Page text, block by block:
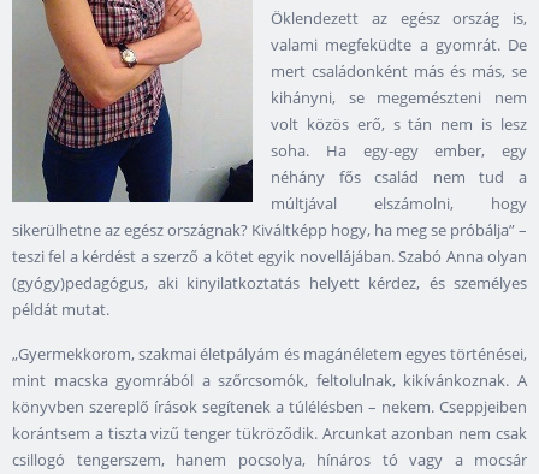
Öklendezett az egész ország is,
valami megfeküdte a gyomrát. De
mert családonként más és más, se
kihányni, se megemészteni nem
volt közös erő, s tán nem is lesz
soha. Ha egy-egy ember, egy
néhány fős család nem tud a
múltjával elszámolni, hogy
sikerülhetne az egész országnak? Kiváltképp hogy, ha meg se próbálja” –
teszi fel a kérdést a szerző a kötet egyik novellájában. Szabó Anna olyan
(gyógy)pedagógus, aki kinyilatkoztatás helyett kérdez, és személyes
példát mutat.
„Gyermekkorom, szakmai életpályám és magánéletem egyes történései,
mint macska gyomrából a szőrcsomók, feltolulnak, kikívánkoznak. A
könyvben szereplő írások segítenek a túlélésben – nekem. Cseppjeiben
korántsem a tiszta vizű tenger tükröződik. Arcunkat azonban nem csak
csillogó tengerszem, hanem pocsolya, hínáros tó vagy a mocsár